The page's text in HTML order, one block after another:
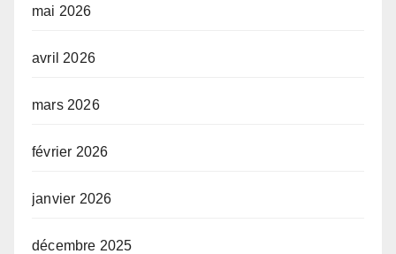
mai 2026
avril 2026
mars 2026
février 2026
janvier 2026
décembre 2025